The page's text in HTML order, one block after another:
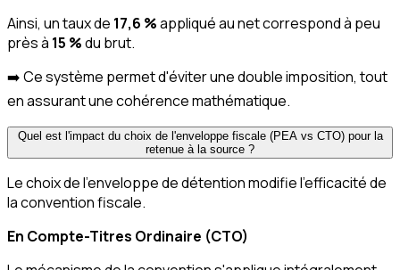
Ainsi, un taux de 17,6 %appliqué au net correspond à peu
près à 15 %du brut.
➡️ Ce système permet d'éviter une double imposition, tout
en assurant une cohérence mathématique.
Quel est l'impact du choix de l'enveloppe fiscale (PEA vs CTO) pour la
retenue à la source ?
Le choix de l'enveloppe de détention modifie l'efficacité de
la convention fiscale.
En Compte-Titres Ordinaire (CTO)